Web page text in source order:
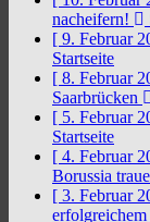
nacheifern!
[ 9. Februar
Startseite
[ 8. Februar
Saarbrücken
[ 5. Februar
Startseite
[ 4. Februar
Borussia
[ 3. Februar